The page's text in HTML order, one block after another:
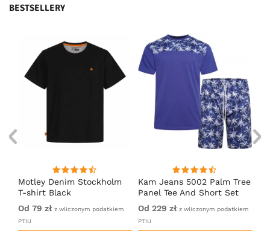
BESTSELLERY
Motley Denim Stockholm
T-shirt Black
Od 79 zł z wliczonym podatkiem
PTiU
Kam Jeans 5002 Palm Tree
Panel Tee And Short Set
Electric Blue
Od 229 zł z wliczonym podatkiem
PTiU